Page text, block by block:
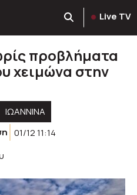
Live TV
προβλήματα
χειμώνα στην
ΙΩΑΝΝΙΝΑ
01/12 11:14